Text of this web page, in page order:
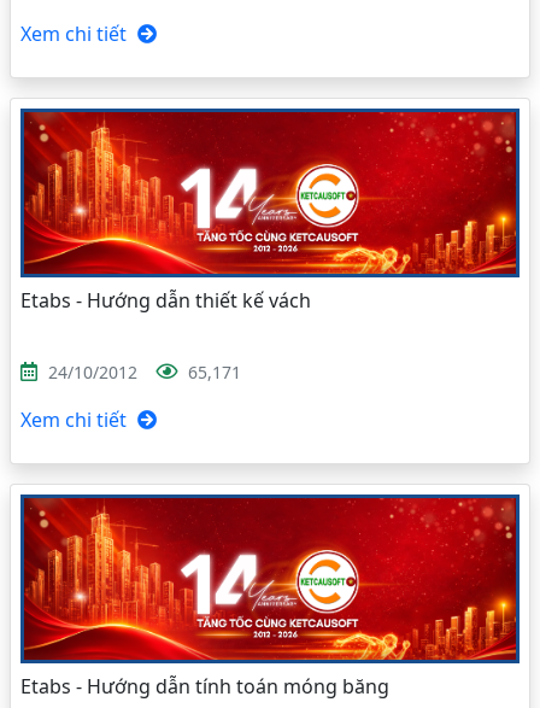
Xem chi tiết
Etabs - Hướng dẫn thiết kế vách
24/10/2012 65,171
Xem chi tiết
Etabs - Hướng dẫn tính toán móng băng